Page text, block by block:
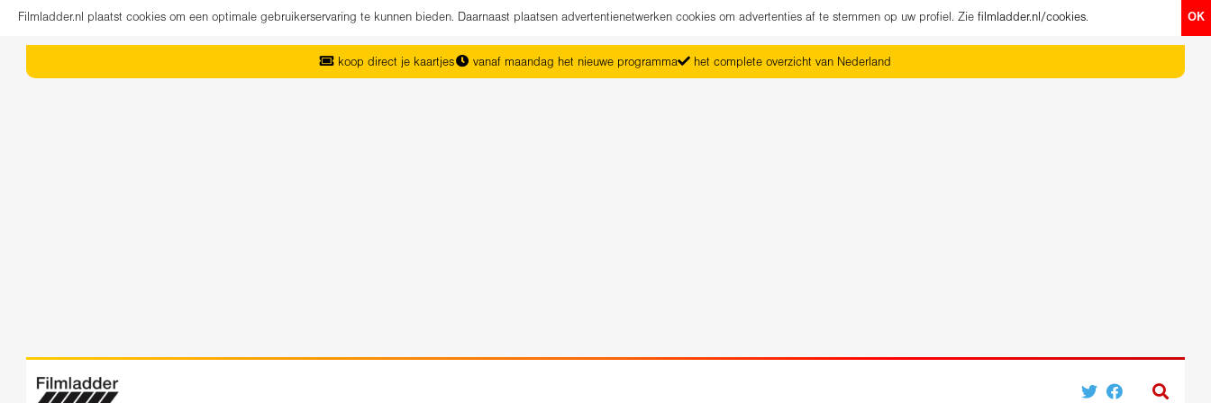
OK
Filmladder.nl plaatst cookies om een optimale gebruikerservaring te kunnen bieden. Daarnaast plaatsen advertentienetwerken cookies om advertenties af te stemmen op uw profiel. Zie filmladder.nl/cookies.
koop direct je kaartjes vanaf maandag het nieuwe programma het complete overzicht van Nederland